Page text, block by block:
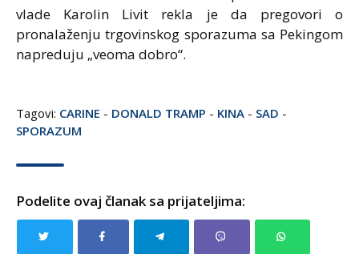
vlade Karolin Livit rekla je da pregovori o
pronalaženju trgovinskog sporazuma sa Pekingom
napreduju „veoma dobro“.
Tagovi: CARINE - DONALD TRAMP - KINA - SAD -
SPORAZUM
Podelite ovaj članak sa prijateljima: